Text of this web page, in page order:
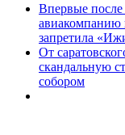
Впервые
авиакомпанию
запретила
От
скандальную
собором